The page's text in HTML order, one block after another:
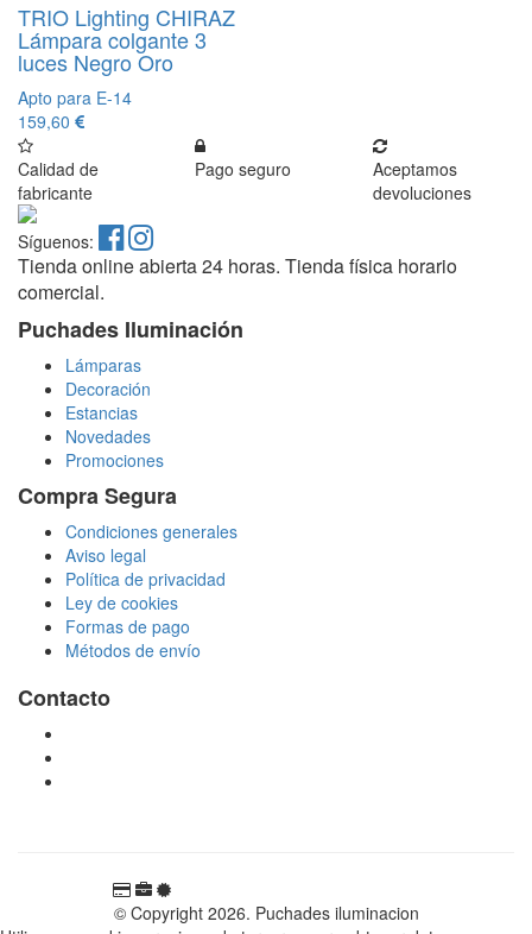
TRIO Lighting CHIRAZ
Lámpara colgante 3
luces Negro Oro
Apto para E-14
159,60
Calidad de
fabricante
Pago seguro
Aceptamos
devoluciones
Síguenos:
Tienda online abierta 24 horas. Tienda física horario
comercial.
Puchades Iluminación
Lámparas
Decoración
Estancias
Novedades
Promociones
Compra Segura
Condiciones generales
Aviso legal
Política de privacidad
Ley de cookies
Formas de pago
Métodos de envío
Contacto
© Copyright 2026. Puchades iluminacion